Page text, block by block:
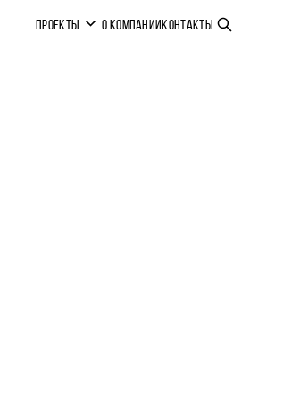
ПРОЕКТЫ О КОМПАНИИКОНТАКТЫ